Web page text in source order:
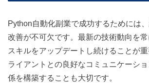
Python自動化副業で成功するためには
改善が不可欠です。最新の技術動向を
スキルをアップデートし続けることが
ライアントとの良好なコミュニケーシ
係を構築することも大切です。